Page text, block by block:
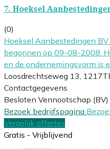
7. Hoeksel
(0)
Hoeksel Aanbestedingen
begonnen op 09-08-2008.
en de ondernemingsvorm is
Loosdrechtseweg 13,
Contactgegevens
Besloten Vennootschap (BV)
Bezoek bedrijfspagina
Vergelijk offertes
Gratis - Vrijblijvend